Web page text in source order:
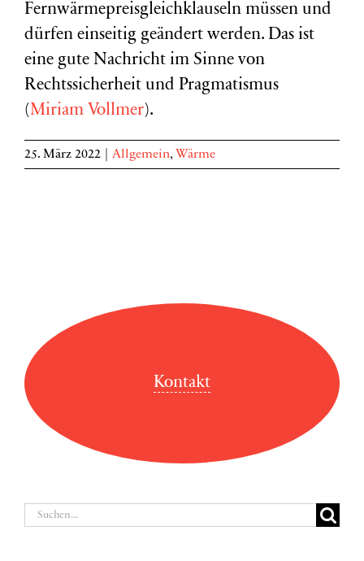
Fernwärmepreisgleichklauseln müssen und
dürfen einseitig geändert werden. Das ist
eine gute Nachricht im Sinne von
Rechtssicherheit und Pragmatismus
(Miriam Vollmer).
25. März 2022 Allgemein, Wärme
Kontakt
Suche